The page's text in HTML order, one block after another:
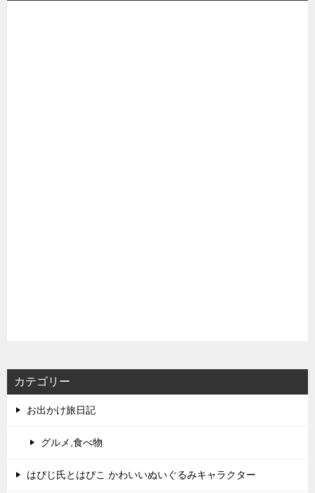
カテゴリー
お出かけ旅日記
グルメ,食べ物
はぴじ氏とはぴこ かわいいぬいぐるみキャラクター